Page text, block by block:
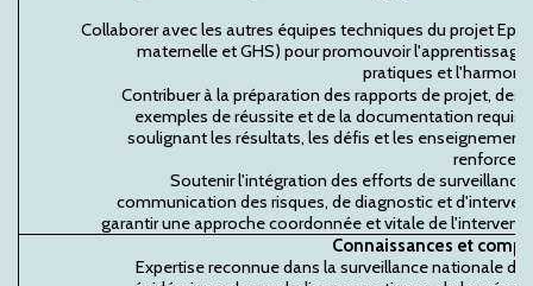
Collaborer avec les autres équipes techniques du projet
maternelle et GHS) pour promouvoir
pratiques et
Contribuer à la préparation des rapports de projet, des
exemples de réussite et de la documentation
soulignant les résultats, les défis et les
Soutenir l'intégration des efforts de
communication des risques, de diagnostic et
garantir une approche coordonnée et vitale de
Connaissances et comp
Expertise reconnue dans la surveillance nationale